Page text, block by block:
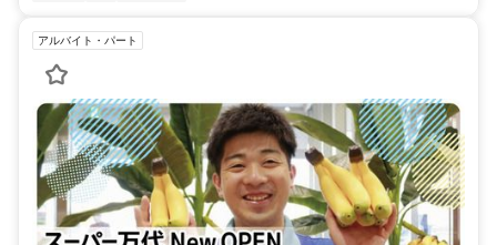
アルバイト・パート